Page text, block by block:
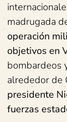
madrugada
operación
objetivos en
bombardeos
alrededor de
presidente
fuerzas